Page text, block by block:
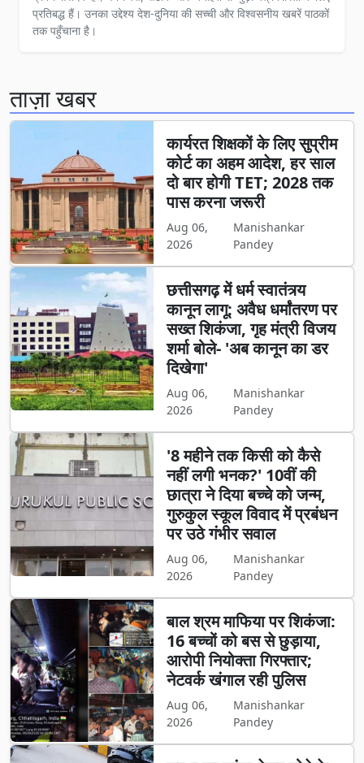
प्रतिबद्ध हैं। उनका उद्देश्य देश-दुनिया की सच्ची और विश्वसनीय खबरें पाठकों
तक पहुँचाना है।
ताज़ा खबर
कार्यरत शिक्षकों के लिए सुप्रीम
कोर्ट का अहम आदेश, हर साल
दो बार होगी TET; 2028 तक
पास करना जरूरी
Aug 06,
2026
Manishankar
Pandey
छत्तीसगढ़ में धर्म स्वातंत्र्य
कानून लागू: अवैध धर्मांतरण पर
सख्त शिकंजा, गृह मंत्री विजय
शर्मा बोले- 'अब कानून का डर
दिखेगा'
Aug 06,
2026
Manishankar
Pandey
'8 महीने तक किसी को कैसे
नहीं लगी भनक?' 10वीं की
छात्रा ने दिया बच्चे को जन्म,
गुरुकुल स्कूल विवाद में प्रबंधन
पर उठे गंभीर सवाल
Aug 06,
2026
Manishankar
Pandey
बाल श्रम माफिया पर शिकंजा:
16 बच्चों को बस से छुड़ाया,
आरोपी नियोक्ता गिरफ्तार;
नेटवर्क खंगाल रही पुलिस
Aug 06,
2026
Manishankar
Pandey